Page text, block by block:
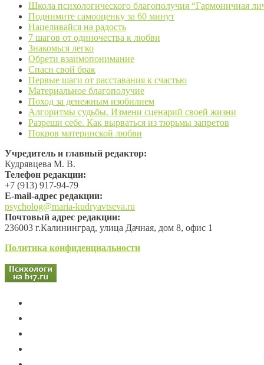
Школа психологического благополучия “Гармоничная
Поднимите самооценку за 60 минут
Нацеливайся на радость
7 шагов от одиночества к любви
Знакомься легко
Обрети взаимопонимание
Спаси свой брак
Первые шаги от расставания к счастью
Материальное благополучие
Поход за денежным изобилием
Алгоритмы судьбы. Измени сценарий своей жизни
Разреши себе. Как вырваться из тюрьмы запретов
Покров материнской любви
Учредитель и главный редактор:
Кудрявцева М. В.
Телефон редакции:
+7 (913) 917-94-79
Е-mail-адрес редакции:
psycholog@maria-kudryavtseva.ru
Почтовый адрес редакции:
236003 г.Калининград, улица Дачная, дом 8, офис 1
Политика конфиденциальности